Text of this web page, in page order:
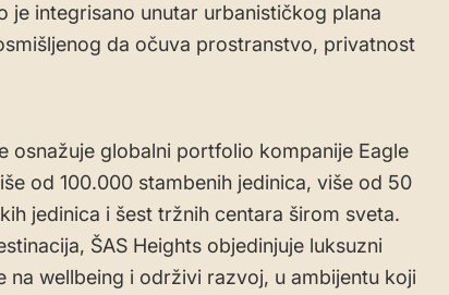
je integrisano unutar urbanističkog plana
da očuva prostranstvo, privatnost
osnažuje globalni portfolio kompanije Eagle
od 100.000 stambenih jedinica, više od 50
jedinica i šest tržnih centara širom sveta.
ŠAS Heights objedinjuje luksuzni
na wellbeing i održivi razvoj, u ambijentu koji